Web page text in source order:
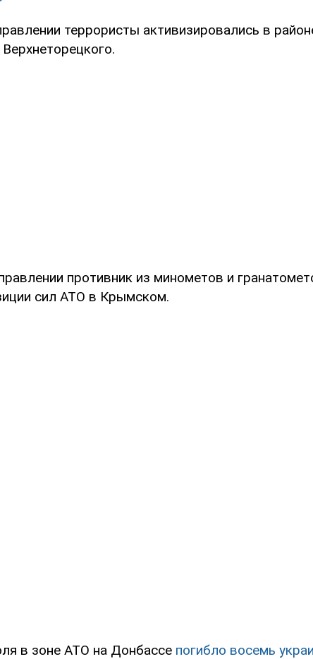
террористы активизировались в
противник из минометов и
сил АТО в Крымском.
в зоне АТО на Донбассе погибло восемь